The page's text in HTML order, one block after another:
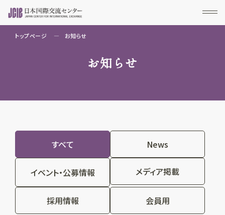
トップページ お知らせ
お知らせ
すべて News
イベント・公募情報 メディア掲載
採用情報 会員用